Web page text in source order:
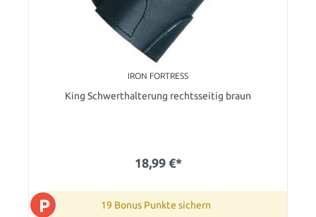
IRON FORTRESS
King Schwerthalterung rechtsseitig braun
18,99 €*
P 19 Bonus Punkte sichern